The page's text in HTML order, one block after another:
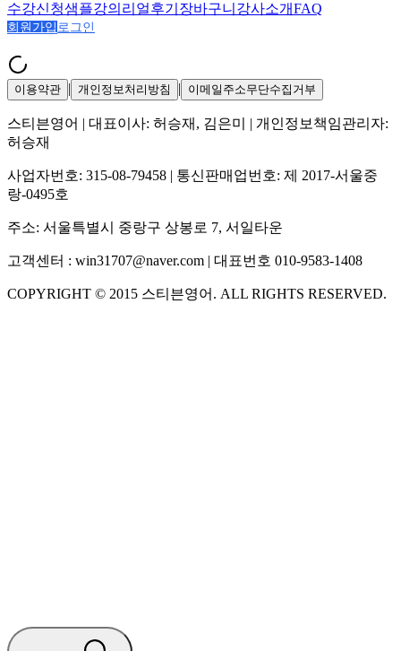
수강신청샘플강의 리얼후기 장바구니 강사소개FAQ
회원가입 로그인
이용약관 | 개인정보처리방침 | 이메일주소무단수집거부
스티븐영어 | 대표이사: 허승재, 김은미
| 개인정보책임관리자:
허승재
사업자번호: 315-08-79458 | 통신판매업번호: 제 2017-서울중
랑-0495호
주소: 서울특별시 중랑구 상봉로 7, 서일타운
고객센터 : win31707@naver.com | 대표번호 010-9583-1408
COPYRIGHT © 2015 스티븐영어 . ALL RIGHTS RESERVED.